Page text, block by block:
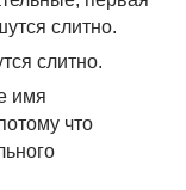
слитно.
слитно.
имя
что